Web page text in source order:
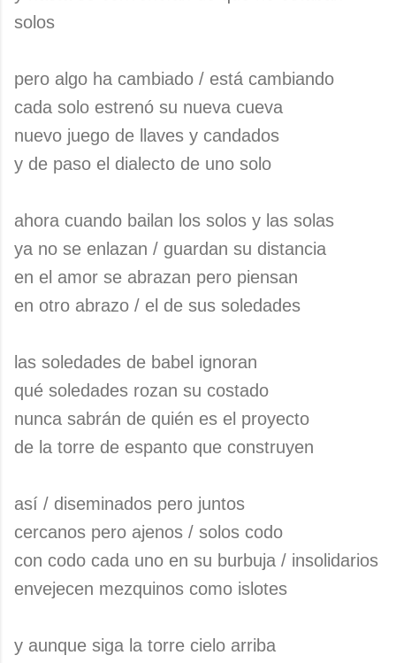
solos
pero algo ha cambiado / está cambiando
cada solo estrenó su nueva cueva
nuevo juego de llaves y candados
y de paso el dialecto de uno solo
ahora cuando bailan los solos y las solas
ya no se enlazan / guardan su distancia
en el amor se abrazan pero piensan
en otro abrazo / el de sus soledades
las soledades de babel ignoran
qué soledades rozan su costado
nunca sabrán de quién es el proyecto
de la torre de espanto que construyen
así / diseminados pero juntos
cercanos pero ajenos / solos codo
con codo cada uno en su burbuja / insolidarios
envejecen mezquinos como islotes
y aunque siga la torre cielo arriba